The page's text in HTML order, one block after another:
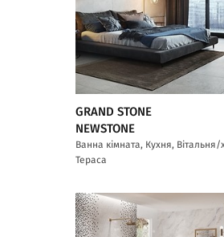
GRAND STONE
NEWSTONE
Ванна кімната, Кухня,
Тераса